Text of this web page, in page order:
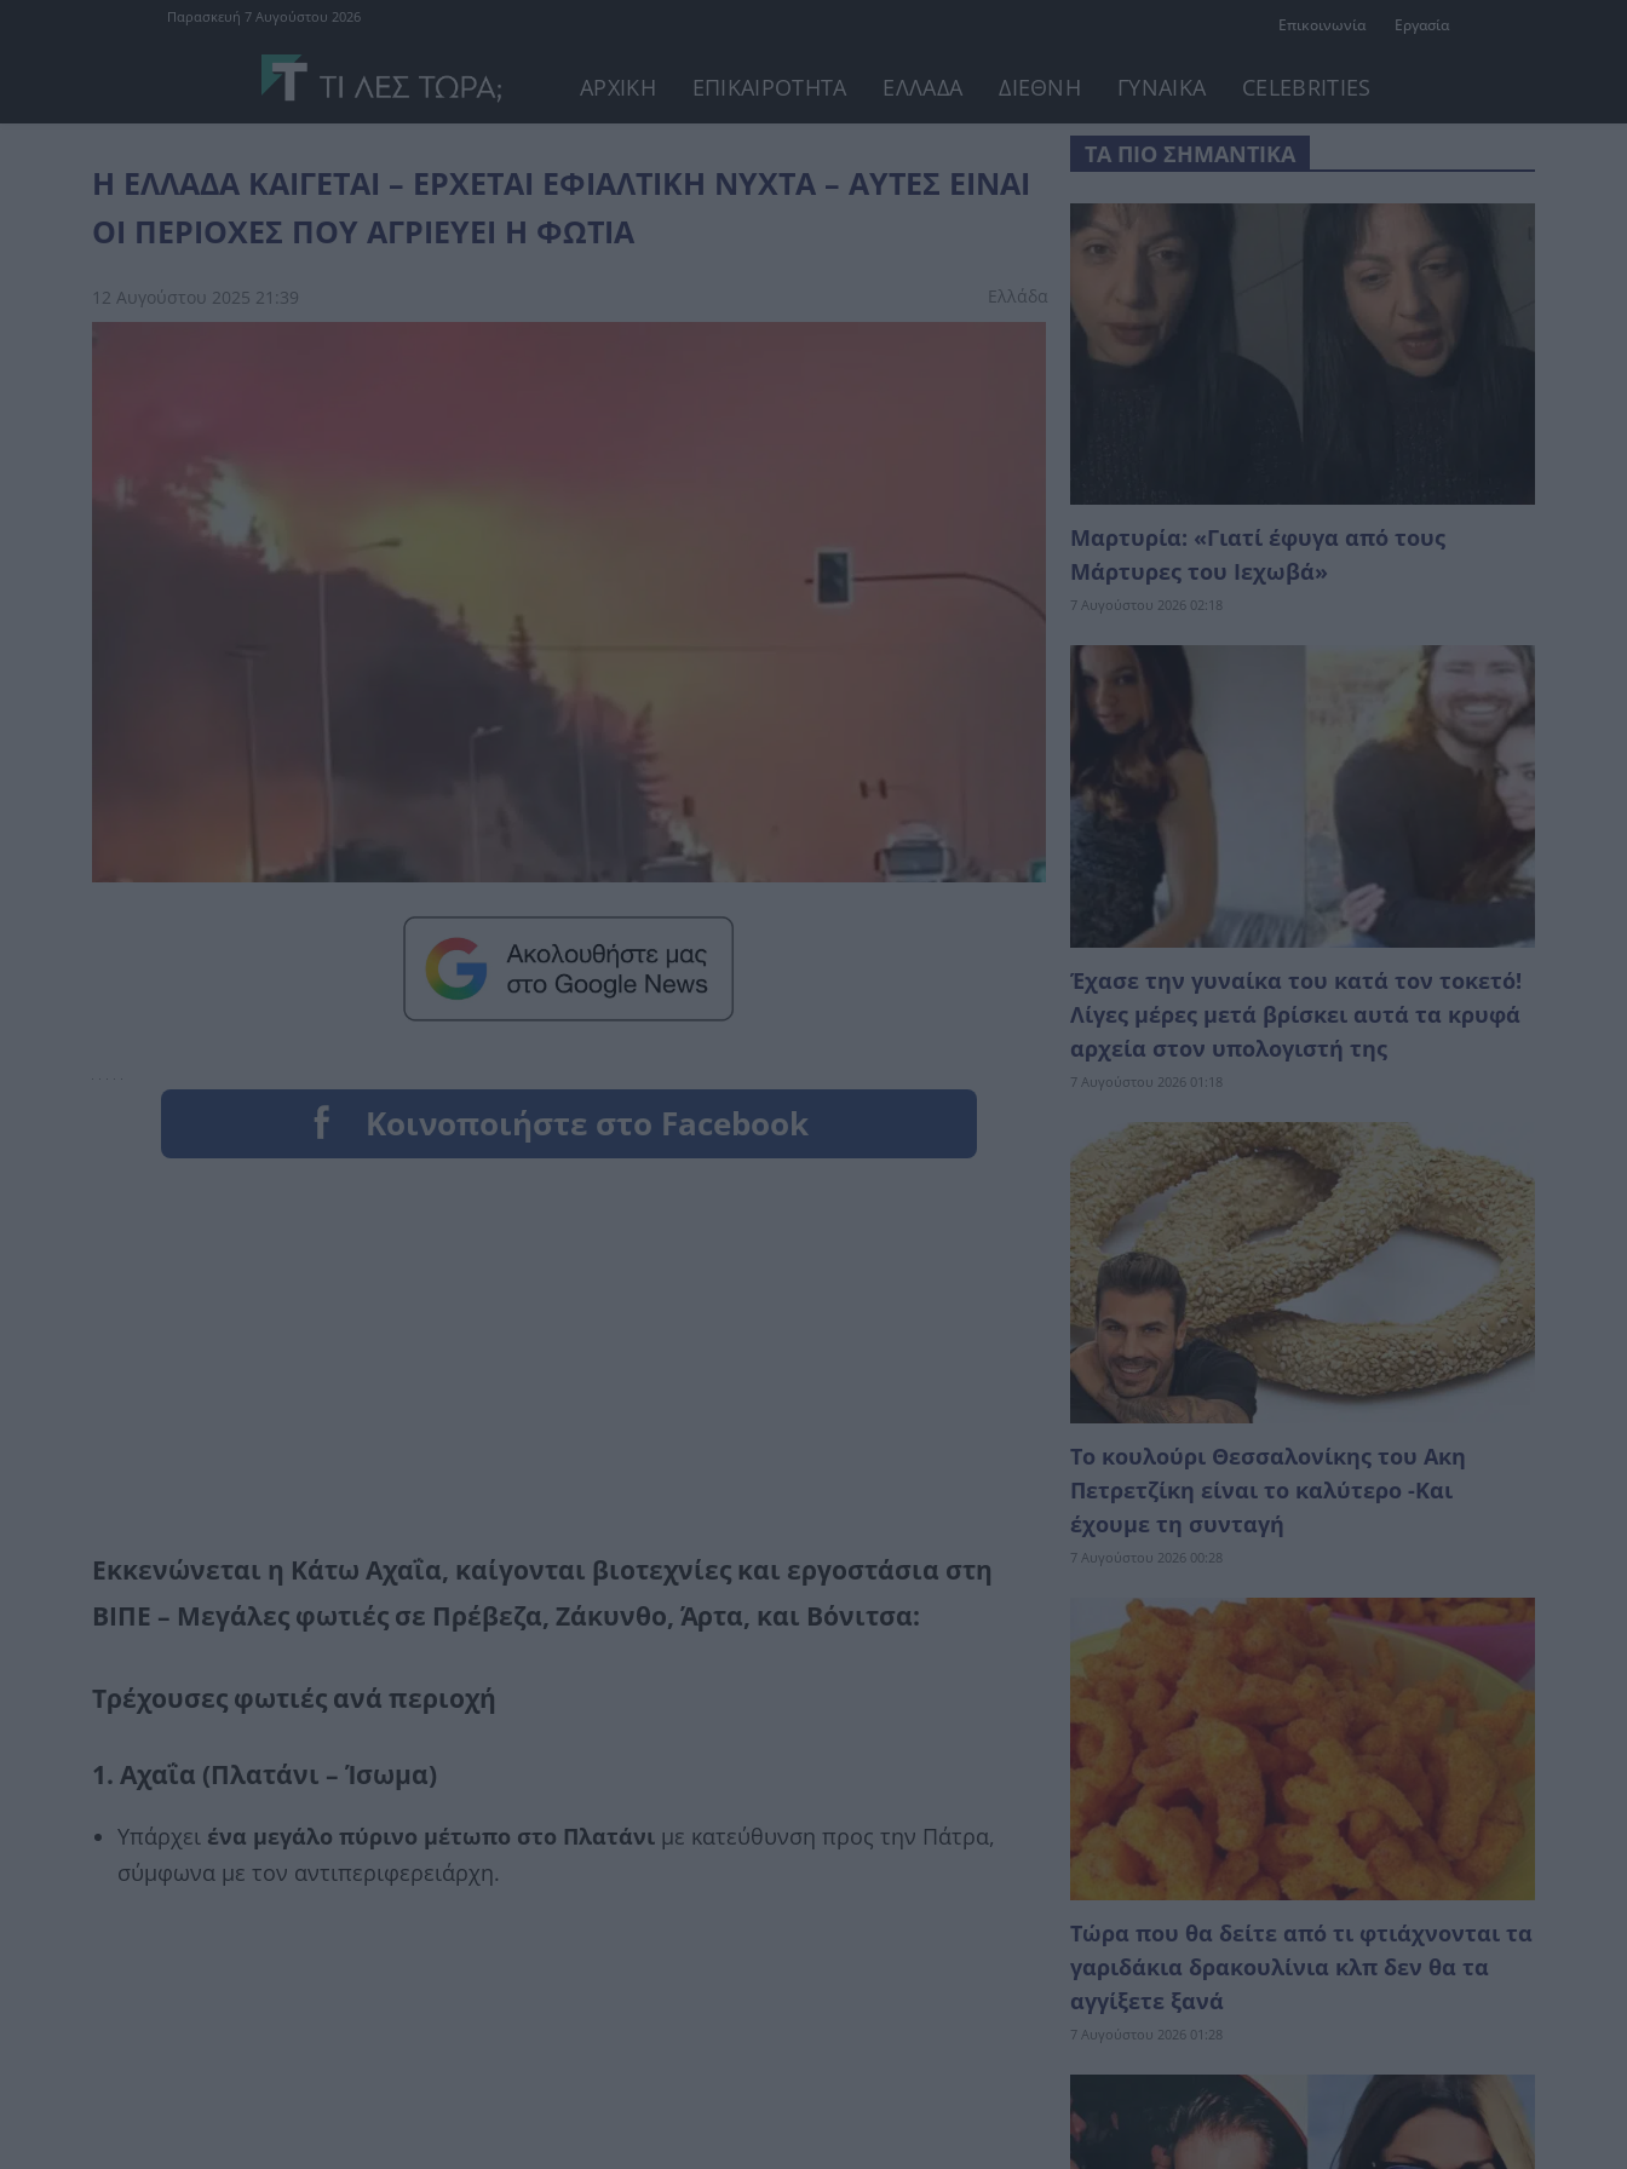
Επικοινωνία Εργασία
Παρασκευή 7 Αυγούστου 2026
ΑΡΧΙΚΗ ΕΠΙΚΑΙΡΟΤΗΤΑ ΕΛΛΑΔΑ ΔΙΕΘΝΗ ΓΥΝΑΙΚΑ CELEBRITIES
Η ΕΛΛΑΔΑ ΚΑΙΓΕΤΑΙ – ΕΡΧΕΤΑΙ ΕΦΙΑΛΤΙΚΗ ΝΥΧΤΑ – ΑΥΤΕΣ ΕΙΝΑΙ
ΟΙ ΠΕΡΙΟΧΕΣ ΠΟΥ ΑΓΡΙΕΥΕΙ Η ΦΩΤΙΑ
12 Αυγούστου 2025 21:39 Ελλάδα
Εκκενώνεται η Κάτω Αχαΐα, καίγονται βιοτεχνίες και εργοστάσια στη
ΒΙΠΕ – Μεγάλες φωτιές σε Πρέβεζα, Ζάκυνθο, Άρτα, και Βόνιτσα:
Τρέχουσες φωτιές ανά περιοχή
1. Αχαΐα (Πλατάνι – Ίσωμα)
Υπάρχει ένα μεγάλο πύρινο μέτωπο στο Πλατάνι με κατεύθυνση προς την Πάτρα,
σύμφωνα με τον αντιπεριφερειάρχη.
ΤΑ ΠΙΟ ΣΗΜΑΝΤΙΚΑ
Μαρτυρία: «Γιατί έφυγα από τους
Μάρτυρες του Ιεχωβά»
7 Αυγούστου 2026 02:18
Έχασε την γυναίκα του κατά τον τοκετό!
Λίγες μέρες μετά βρίσκει αυτά τα κρυφά
αρχεία στον υπολογιστή της
7 Αυγούστου 2026 01:18
Το κουλούρι Θεσσαλονίκης του Ακη
Πετρετζίκη είναι το καλύτερο -Και
έχουμε τη συνταγή
7 Αυγούστου 2026 00:28
Τώρα που θα δείτε από τι φτιάχνονται τα
γαριδάκια δρακουλίνια κλπ δεν θα τα
αγγίξετε ξανά
7 Αυγούστου 2026 01:28